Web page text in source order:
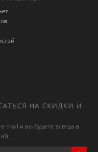
НА СКИДКИ И
mail и вы будете всегда в